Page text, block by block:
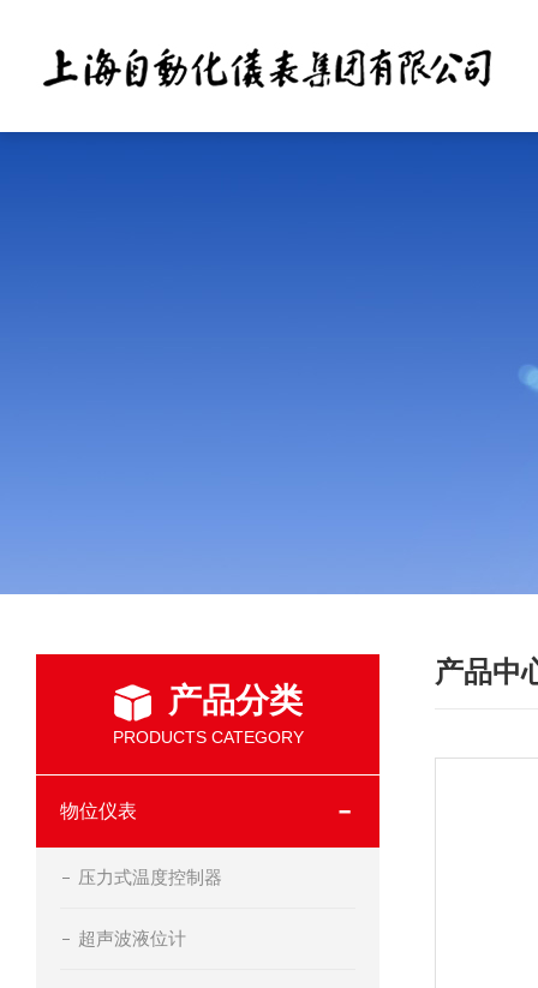
产品分类
PRODUCTS CATEGORY
物位仪表
压力式温度控制器
超声波液位计
产品中